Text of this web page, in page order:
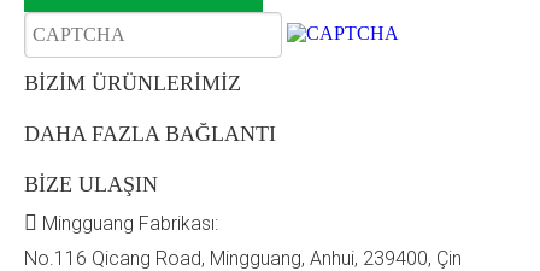
BİZİM ÜRÜNLERİMİZ
DAHA FAZLA BAĞLANTI
BİZE ULAŞIN
 Mingguang Fabrikası:
No.116 Qicang Road, Mingguang, Anhui, 239400, Çin